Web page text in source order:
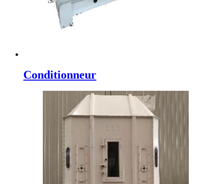
Conditionneur